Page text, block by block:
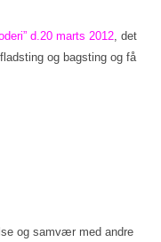
d.20 marts 2012 , det
og bagsting og få
og samvær med andre